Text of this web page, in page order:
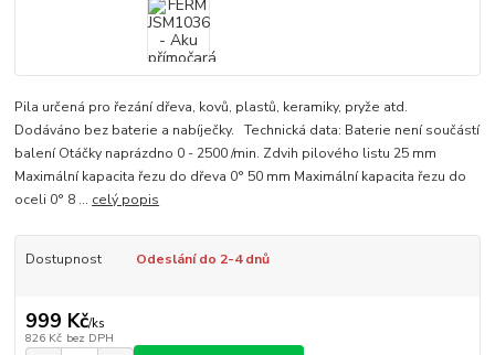
Pila určená pro řezání dřeva, kovů, plastů, keramiky, pryže atd.
Dodáváno bez baterie a nabíječky. Technická data: Baterie není součástí
balení Otáčky naprázdno 0 - 2500 /min. Zdvih pilového listu 25 mm
Maximální kapacita řezu do dřeva 0° 50 mm Maximální kapacita řezu do
oceli 0° 8 ... celý popis
Dostupnost Odeslání do 2-4 dnů
999 Kč/ks
826 Kč bez DPH